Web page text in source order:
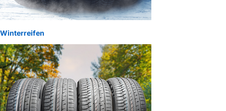
Winterreifen